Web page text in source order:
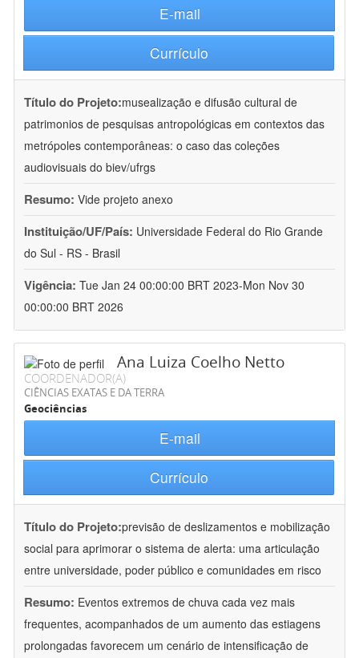
E-mail
Currículo
Título do Projeto:musealização e difusão cultural de
patrimonios de pesquisas antropológicas em contextos das
metrópoles contemporâneas: o caso das coleções
audiovisuais do biev/ufrgs
Resumo: Vide projeto anexo
Instituição/UF/País: Universidade Federal do Rio Grande
do Sul - RS - Brasil
Vigência: Tue Jan 24 00:00:00 BRT 2023-Mon Nov 30
00:00:00 BRT 2026
Ana Luiza Coelho Netto
COORDENADOR(A)
CIÊNCIAS EXATAS E DA TERRA
Geociências
E-mail
Currículo
Título do Projeto:previsão de deslizamentos e mobilização
social para aprimorar o sistema de alerta: uma articulação
entre universidade, poder público e comunidades em risco
Resumo: Eventos extremos de chuva cada vez mais
frequentes, acompanhados de um aumento das estiagens
prolongadas favorecem um cenário de intensificação de